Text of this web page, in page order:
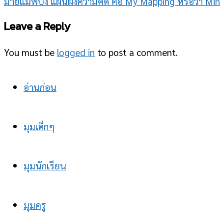
Leave a Reply
You must be logged in to post a comment.
อ่านก่อน
มุมเด็กๆ
มุมนักเรียน
มุมครู